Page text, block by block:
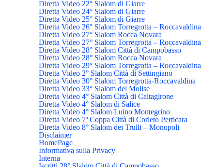
Diretta Video 22° Slalom di Giarre
Diretta Video 24° Slalom di Giarre
Diretta Video 25° Slalom di Giarre
Diretta Video 26° Slalom Torregrotta – Roccavaldina
Diretta Video 27° Slalom Rocca Novara
Diretta Video 27° Slalom Torregrotta – Roccavaldina
Diretta Video 28° Slalom Città di Campobasso
Diretta Video 28° Slalom Rocca Novara
Diretta Video 29° Slalom Torregrotta – Roccavaldina
Diretta Video 2° Slalom Città di Settingiano
Diretta Video 30° Slalom Torregrotta-Roccavaldina
Diretta Video 33° Slalom del Molise
Diretta Video 4° Slalom Città di Caltagirone
Diretta Video 4° Slalom di Salice
Diretta Video 4° Slalom Luino Montegrino
Diretta Video 7ª Coppa Città di Corleto Perticara
Diretta Video 8° Slalom dei Trulli – Monopoli
Disclaimer
HomePage
Informativa sulla Privacy
Interna